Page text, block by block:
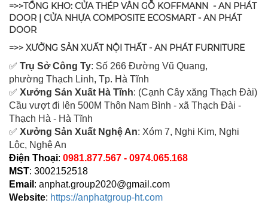
=>>TỔNG KHO: CỬA THÉP VÂN GỖ KOFFMANN - AN PHÁT
DOOR | CỬA NHỰA COMPOSITE ECOSMART - AN PHÁT
DOOR
=>> XƯỞNG SẢN XUẤT NỘI THẤT - AN PHÁT FURNITURE
✅ Trụ Sở Công Ty: Số 266 Đường Vũ Quang,
phường Thạch Linh, Tp. Hà Tĩnh
✅ Xưởng Sản Xuất Hà Tĩnh: (Cạnh Cây xăng Thạch Đài)
Cầu vượt đi lên 500M Thôn Nam Bình - xã Thạch Đài -
Thạch Hà - Hà Tĩnh
✅ Xưởng Sản Xuất Nghệ An: Xóm 7, Nghi Kim, Nghi
Lộc, Nghệ An
Điện Thoại: 0981.877.567 - 0974.065.168
MST: 3002152518
Email : anphat.group2020@gmail.com
Website: https://anphatgroup-ht.com